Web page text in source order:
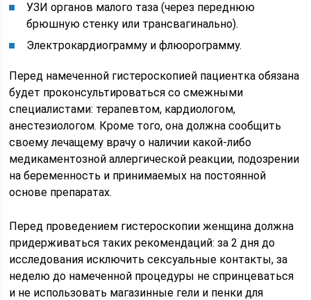
УЗИ органов малого таза (через переднюю
брюшную стенку или трансвагинально).
Электрокардиограмму и флюорограмму.
Перед намеченной гистероскопией пациентка обязана
будет проконсультироваться со смежными
специалистами: терапевтом, кардиологом,
анестезиологом. Кроме того, она должна сообщить
своему лечащему врачу о наличии какой-либо
медикаментозной аллергической реакции, подозрении
на беременность и принимаемых на постоянной
основе препаратах.
Перед проведением гистероскопии женщина должна
придерживаться таких рекомендаций: за 2 дня до
исследования исключить сексуальные контакты, за
неделю до намеченной процедуры не спринцеваться
и не использовать магазинные гели и пенки для